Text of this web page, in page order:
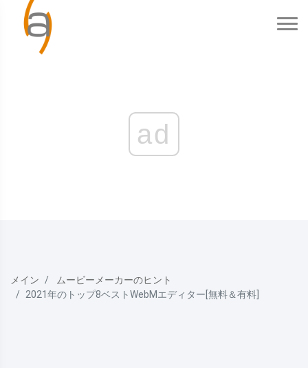
ad
メイン
ムービーメーカーのヒント
2021年のトップ8ベストWebMエディター[無料＆有料]